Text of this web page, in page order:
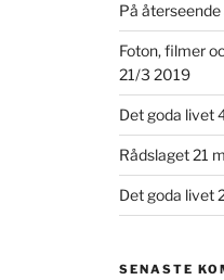
På
Foton, filmer
21/3 2019
Det goda livet
Rådslaget 21
Det goda livet
SENASTE